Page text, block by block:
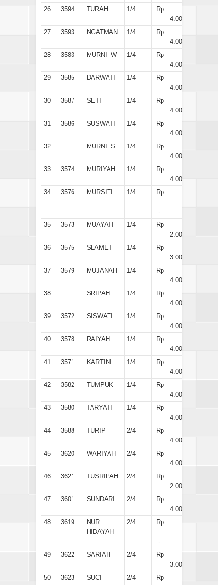
26
3594 TURAH 1/4
Rp
4.000
27
3593 NGATMAN 1/4
Rp
4.000
28
3583 MURNI W 1/4
Rp
4.000
29
3585 DARWATI 1/4
Rp
4.000
30
3587 SETI 1/4
Rp
4.000
31
3586 SUSWATI 1/4
Rp
4.000
32
MURNI S 1/4
Rp
4.000
33
3574 MURIYAH 1/4
Rp
4.000
34
3576 MURSITI 1/4 Rp
-
35
3573 MUAYATI 1/4
Rp
2.000
36
3575 SLAMET 1/4
Rp
3.000
37
3579 MUJANAH 1/4
Rp
4.000
38
SRIPAH 1/4
Rp
4.000
39
3572 SISWATI 1/4
Rp
4.000
40
3578 RAIYAH 1/4
Rp
4.000
41
3571 KARTINI 1/4
Rp
4.000
42
3582 TUMPUK 1/4
Rp
4.000
43
3580 TARYATI 1/4
Rp
4.000
44
3588 TURIP 2/4
Rp
4.000
45
3620 WARIYAH 2/4
Rp
4.000
46
3621 TUSRIPAH 2/4
Rp
2.000
47
3601 SUNDARI 2/4
Rp
4.000
48
3619
NUR
HIDAYAH
2/4 Rp
-
49
3622 SARIAH 2/4
Rp
3.000
50
3623
SUCI
2/4
Rp